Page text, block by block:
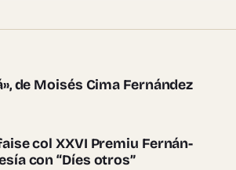
ente pieces
de Moisés Cima Fernández
col XXVI Premiu Fernán-
con “Díes otros”